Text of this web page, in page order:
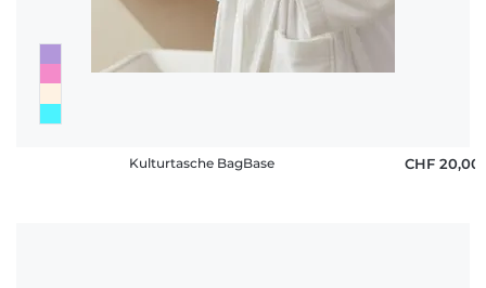
Kulturtasche BagBase CHF 20,00